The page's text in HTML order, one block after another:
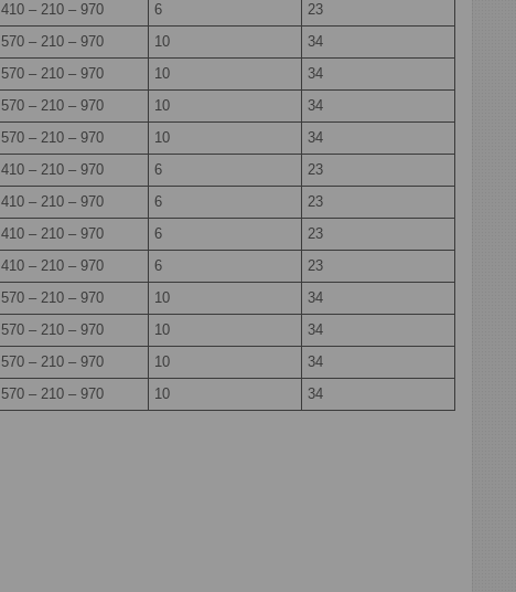
410 – 210 – 970 6
23
570 – 210 – 970 10
34
570 – 210 – 970 10
34
570 – 210 – 970 10
34
570 – 210 – 970 10
34
410 – 210 – 970 6
23
410 – 210 – 970 6
23
410 – 210 – 970 6
23
410 – 210 – 970 6
23
570 – 210 – 970 10
34
570 – 210 – 970 10
34
570 – 210 – 970 10
34
570 – 210 – 970 10 34